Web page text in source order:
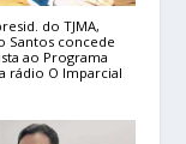
do TJMA,
Santos concede
ao Programa
rádio O Imparcial